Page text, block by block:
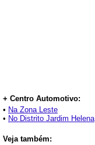
+ Centro Automotivo:
• Na Zona Leste
• No Distrito Jardim Helena
Veja também: